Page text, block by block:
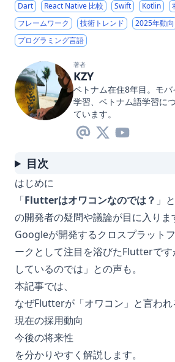
Dart
React Native 比較 Swift Kotlin
フレームワーク
技術トレンド 2025年動向
プログラミング言語
著者
KZY
ベトナム在住8年目。モ
学習、ベトナム語学習に
ています。
目次
はじめに
「Flutterはオワコンなのでは？ 」
の開発者の疑問や議論が目に入りま
Googleが開発するクロスプラット
ークとして注目を浴びたFlutterで
しているのでは」との声も。
本記事では、
なぜFlutterが「オワコン」と言わ
現在の採用動向
今後の将来性
を分かりやすく解説します。